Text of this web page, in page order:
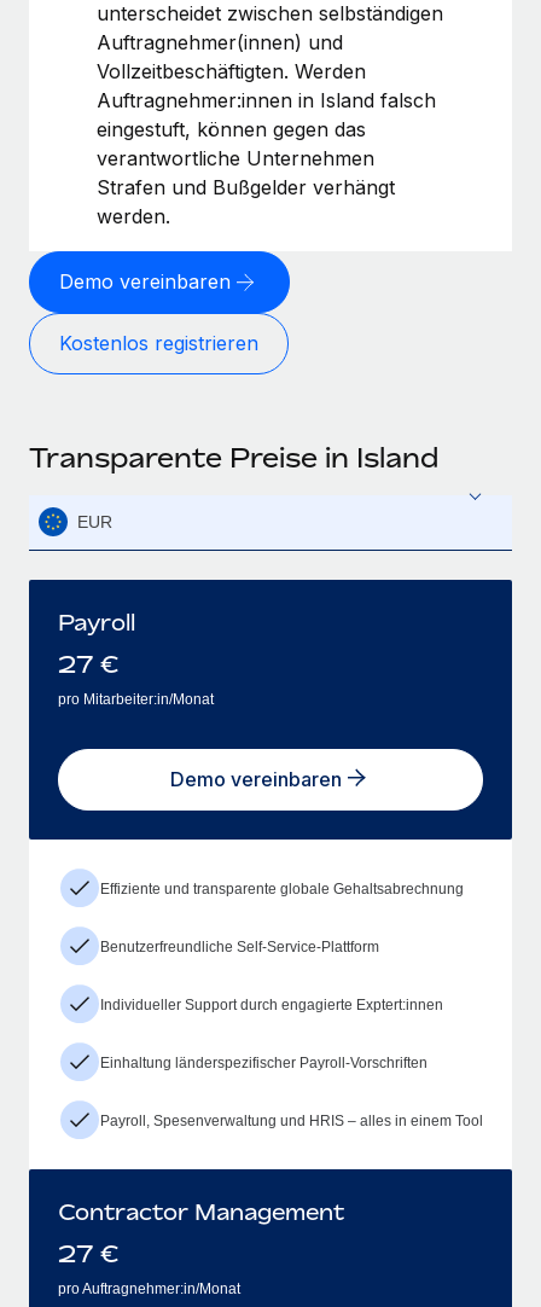
unterscheidet zwischen selbständigen
Auftragnehmer(innen) und
Vollzeitbeschäftigten. Werden
Auftragnehmer:innen in Island falsch
eingestuft, können gegen das
verantwortliche Unternehmen
Strafen und Bußgelder verhängt
werden.
Demo vereinbaren
Kostenlos registrieren
Transparente Preise in Island
EUR
Payroll
27 €
pro Mitarbeiter:in/Monat
Demo vereinbaren
Effiziente und transparente globale Gehaltsabrechnung
Benutzerfreundliche Self-Service-Plattform
Individueller Support durch engagierte Exptert:innen
Einhaltung länderspezifischer Payroll-Vorschriften
Payroll, Spesenverwaltung und HRIS – alles in einem Tool
Contractor Management
27 €
pro Auftragnehmer:in/Monat